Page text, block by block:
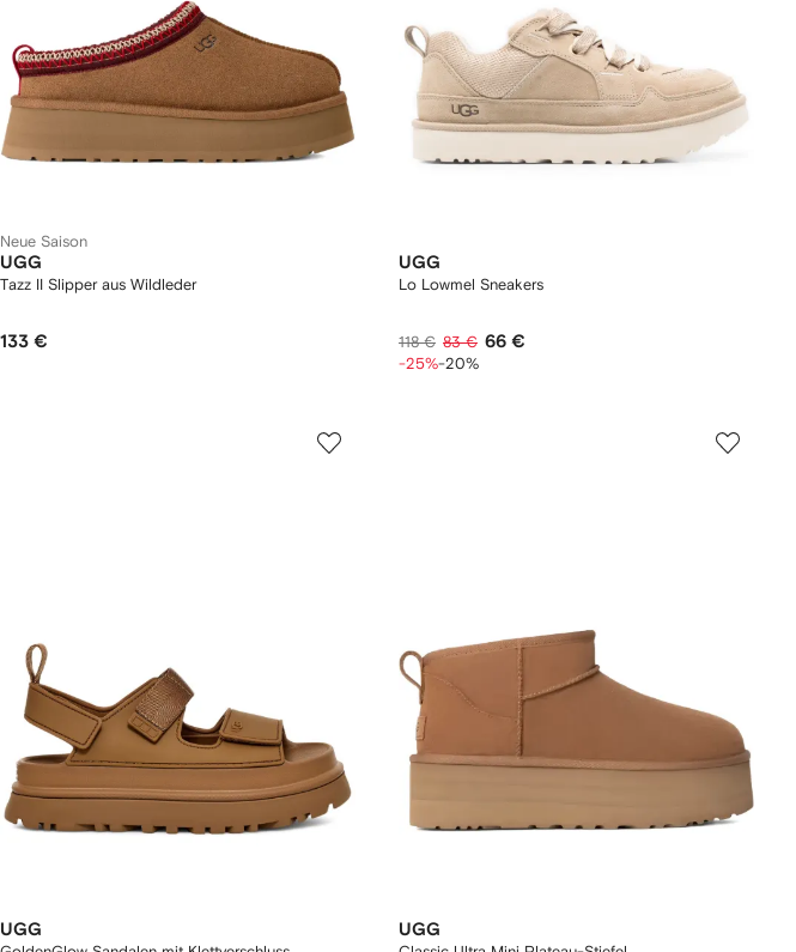
Neue Saison
UGG
Tazz II Slipper aus Wildleder
133 €
UGG
Lo Lowmel Sneakers
118 € 83 € 66 €
-25%-20%
UGG UGG